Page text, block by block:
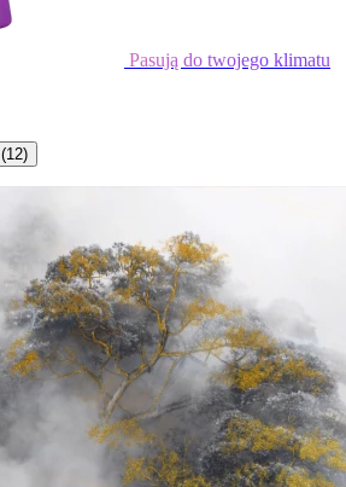
Pasują do twojego klimatu
(12)